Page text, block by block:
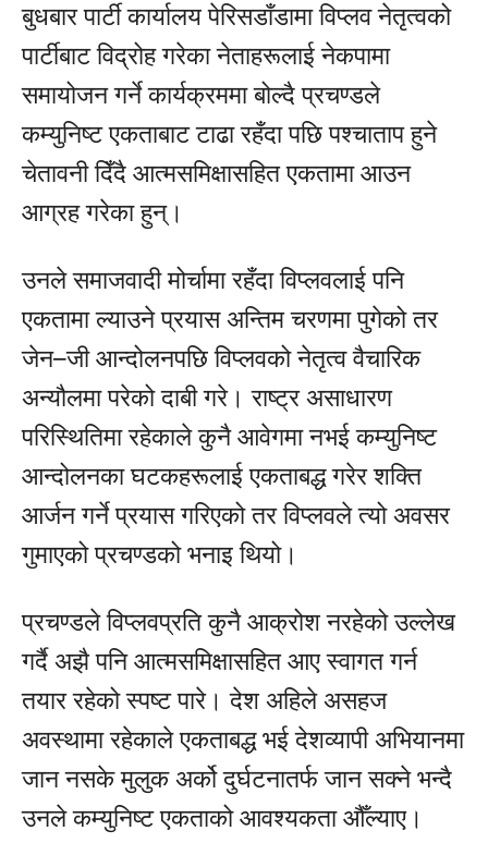
बुधबार पार्टी कार्यालय पेरिसडाँडामा विप्लव नेतृत्वको
पार्टीबाट विद्रोह गरेका नेताहरूलाई नेकपामा
समायोजन गर्ने कार्यक्रममा बोल्दै प्रचण्डले
कम्युनिष्ट एकताबाट टाढा रहँदा पछि पश्चाताप हुने
चेतावनी दिँदै आत्मसमिक्षासहित एकतामा आउन
आग्रह गरेका हुन्।
उनले समाजवादी मोर्चामा रहँदा विप्लवलाई पनि
एकतामा ल्याउने प्रयास अन्तिम चरणमा पुगेको तर
जेन–जी आन्दोलनपछि विप्लवको नेतृत्व वैचारिक
अन्यौलमा परेको दाबी गरे। राष्ट्र असाधारण
परिस्थितिमा रहेकाले कुनै आवेगमा नभई कम्युनिष्ट
आन्दोलनका घटकहरूलाई एकताबद्ध गरेर शक्ति
आर्जन गर्ने प्रयास गरिएको तर विप्लवले त्यो अवसर
गुमाएको प्रचण्डको भनाइ थियो।
प्रचण्डले विप्लवप्रति कुनै आक्रोश नरहेको उल्लेख
गर्दै अझै पनि आत्मसमिक्षासहित आए स्वागत गर्न
तयार रहेको स्पष्ट पारे। देश अहिले असहज
अवस्थामा रहेकाले एकताबद्ध भई देशव्यापी अभियानमा
जान नसके मुलुक अर्को दुर्घटनातर्फ जान सक्ने भन्दै
उनले कम्युनिष्ट एकताको आवश्यकता औँल्याए।